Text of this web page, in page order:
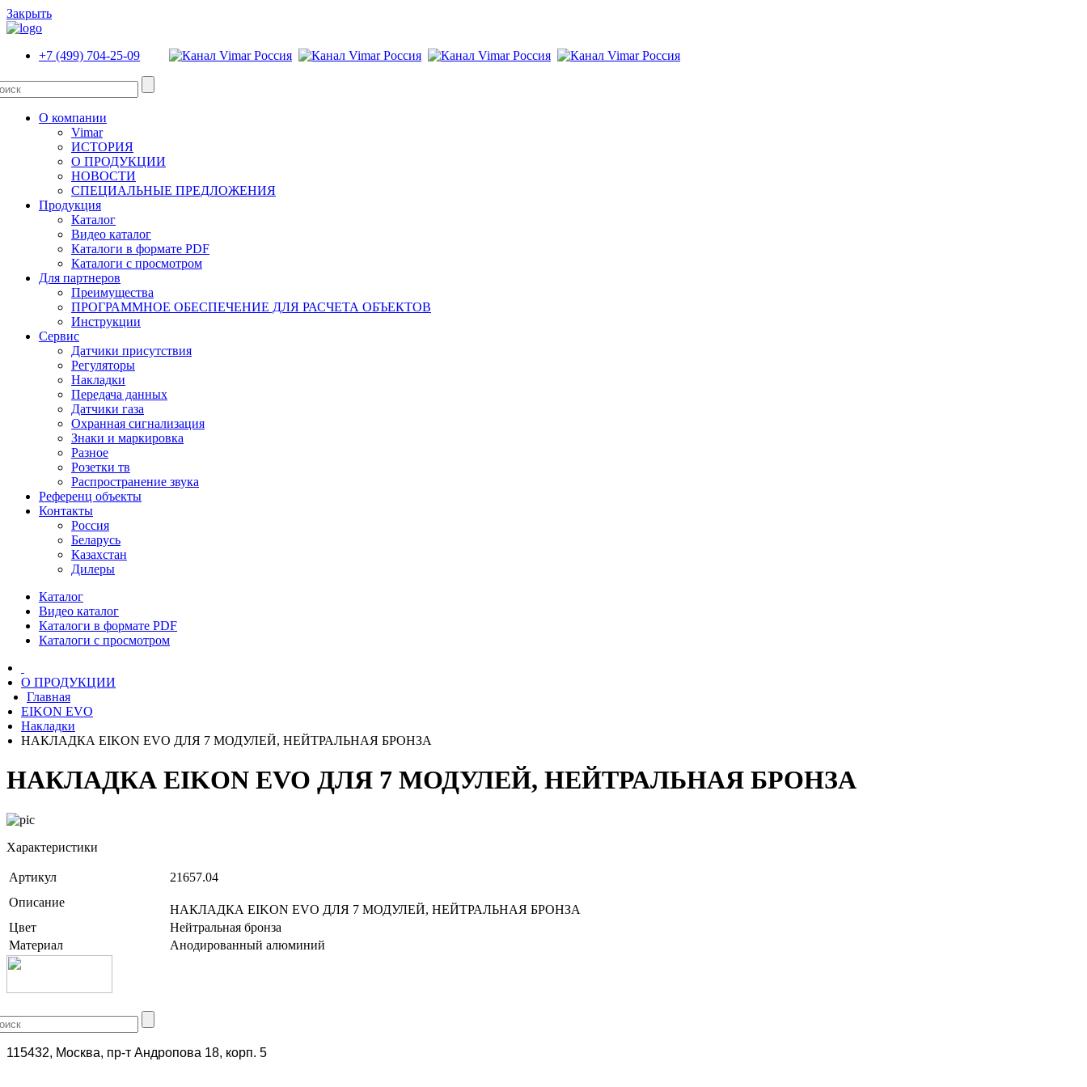
Закрыть
+7 (499) 704-25-09
О компании
Vimar
ИСТОРИЯ
О ПРОДУКЦИИ
НОВОСТИ
СПЕЦИАЛЬНЫЕ ПРЕДЛОЖЕНИЯ
Продукция
Каталог
Видео каталог
Каталоги в формате PDF
Каталоги с просмотром
Для партнеров
Преимущества
ПРОГРАММНОЕ ОБЕСПЕЧЕНИЕ ДЛЯ РАСЧЕТА ОБЪЕКТОВ
Инструкции
Сервис
Датчики присутствия
Регуляторы
Накладки
Передача данных
Датчики газа
Охранная сигнализация
Знаки и маркировка
Разное
Розетки тв
Распространение звука
Референц объекты
Контакты
Россия
Беларусь
Казахстан
Дилеры
Каталог
Видео каталог
Каталоги в формате PDF
Каталоги с просмотром
О ПРОДУКЦИИ
Главная
EIKON EVO
Накладки
НАКЛАДКА EIKON EVO ДЛЯ 7 МОДУЛЕЙ, НЕЙТРАЛЬНАЯ БРОНЗА
НАКЛАДКА EIKON EVO ДЛЯ 7 МОДУЛЕЙ, НЕЙТРАЛЬНАЯ БРОНЗА
Характеристики
Артикул
21657.04
Описание
НАКЛАДКА EIKON EVO ДЛЯ 7 МОДУЛЕЙ, НЕЙТРАЛЬНАЯ БРОНЗА
Цвет
Нейтральная бронза
Материал
Анодированный алюминий
115432, Москва, пр-т Андропова 18, корп. 5